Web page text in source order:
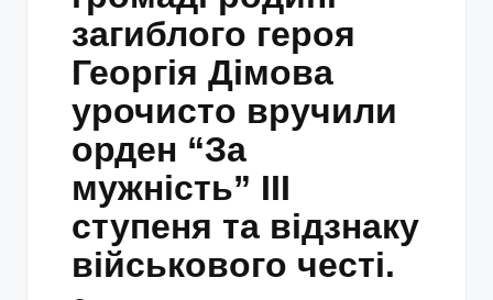
загиблого героя
Георгія Дімова
урочисто вручили
орден “За
мужність” III
ступеня та відзнаку
військового честі.